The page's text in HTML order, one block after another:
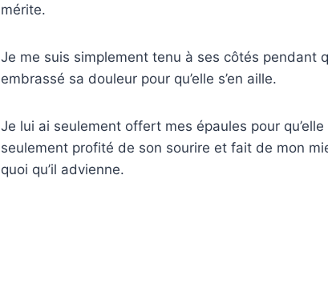
mérite.
Je me suis simplement tenu à ses côtés pendant
embrassé sa douleur pour qu’elle s’en aille.
Je lui ai seulement offert mes épaules pour
seulement profité de son sourire et fait de mon
quoi qu’il advienne.